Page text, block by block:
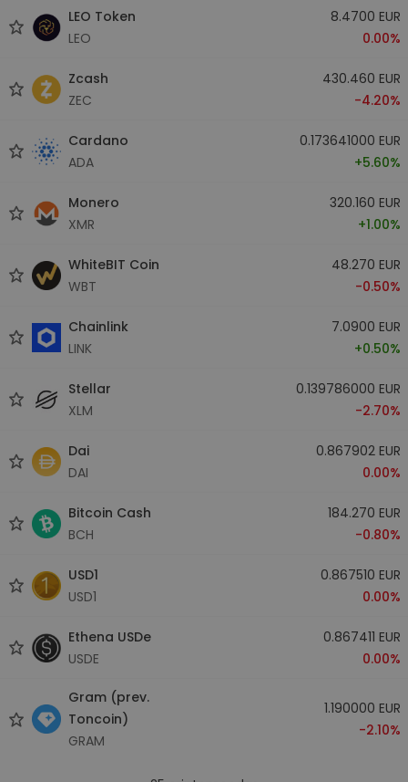
LEO Token
LEO
8.4700 EUR
0.00%
Zcash
ZEC
430.460 EUR
-4.20%
Cardano
ADA
0.173641000 EUR
+5.60%
Monero
XMR
320.160 EUR
+1.00%
WhiteBIT Coin
WBT
48.270 EUR
-0.50%
Chainlink
LINK
7.0900 EUR
+0.50%
Stellar
XLM
0.139786000 EUR
-2.70%
Dai
DAI
0.867902 EUR
0.00%
Bitcoin Cash
BCH
184.270 EUR
-0.80%
USD1
USD1
0.867510 EUR
0.00%
Ethena USDe
USDE
0.867411 EUR
0.00%
Gram (prev.
Toncoin)
GRAM
1.190000 EUR
-2.10%